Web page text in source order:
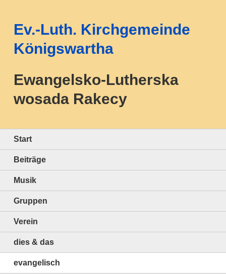
Ev.-Luth. Kirchgemeinde
Königswartha
Ewangelsko-Lutherska
wosada Rakecy
Start
Beiträge
Musik
Gruppen
Verein
dies & das
evangelisch